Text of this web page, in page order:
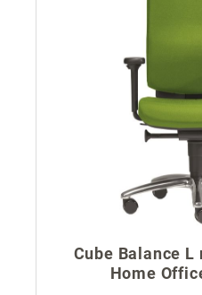
Cube Balance
Home